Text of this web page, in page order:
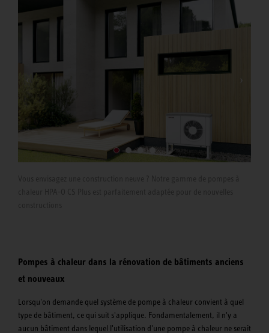
Pompes à chaleur dans la rénovation de bâtiments anciens
et nouveaux
Lorsqu'on demande quel système de pompe à chaleur convient à quel
type de bâtiment, ce qui suit s'applique. Fondamentalement, il n'y a
aucun bâtiment dans lequel l'utilisation d'une pompe à chaleur ne serait